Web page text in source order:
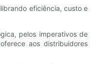
eficiência, custo e
pelos imperativos de
aos distribuidores